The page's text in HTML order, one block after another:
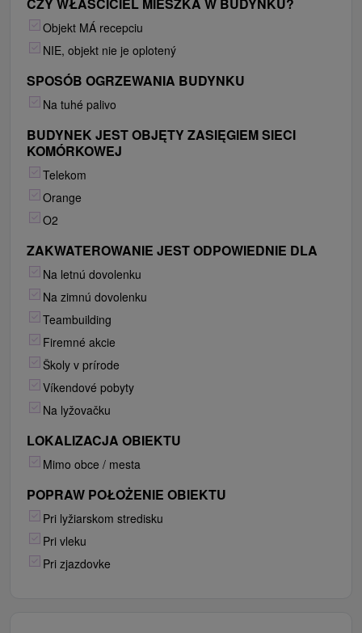
Objekt MÁ recepciu
NIE, objekt nie je oplotený
SPOSÓB OGRZEWANIA BUDYNKU
Na tuhé palivo
BUDYNEK JEST OBJĘTY ZASIĘGIEM SIECI
KOMÓRKOWEJ
Telekom
Orange
O2
ZAKWATEROWANIE JEST ODPOWIEDNIE DLA
Na letnú dovolenku
Na zimnú dovolenku
Teambuilding
Firemné akcie
Školy v prírode
Víkendové pobyty
Na lyžovačku
LOKALIZACJA OBIEKTU
Mimo obce / mesta
POPRAW POŁOŻENIE OBIEKTU
Pri lyžiarskom stredisku
Pri vleku
Pri zjazdovke